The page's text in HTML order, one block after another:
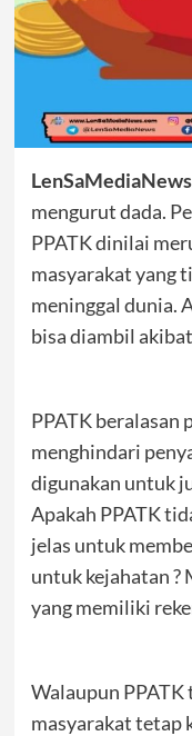
mengurut dada.
PPATK dinilai
masyarakat yang
meninggal dunia.
bisa diambil
PPATK
menghindari
digunakan untuk
Apakah PPATK
jelas untuk
untuk kejahatan ?
yang memiliki
Walaupun
masyarakat tetap